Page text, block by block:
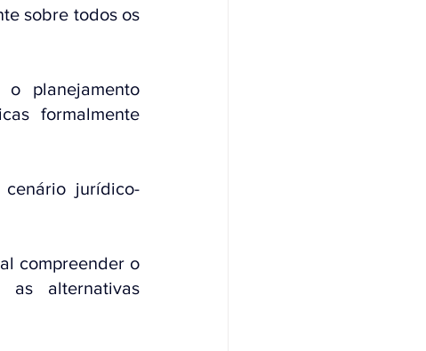
sobre todos os
o planejamento
formalmente
jurídico-
compreender o
alternativas